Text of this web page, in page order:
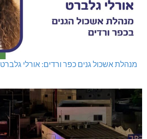
מנהלת אשכול גנים כפר ורדים: אורלי גלברט